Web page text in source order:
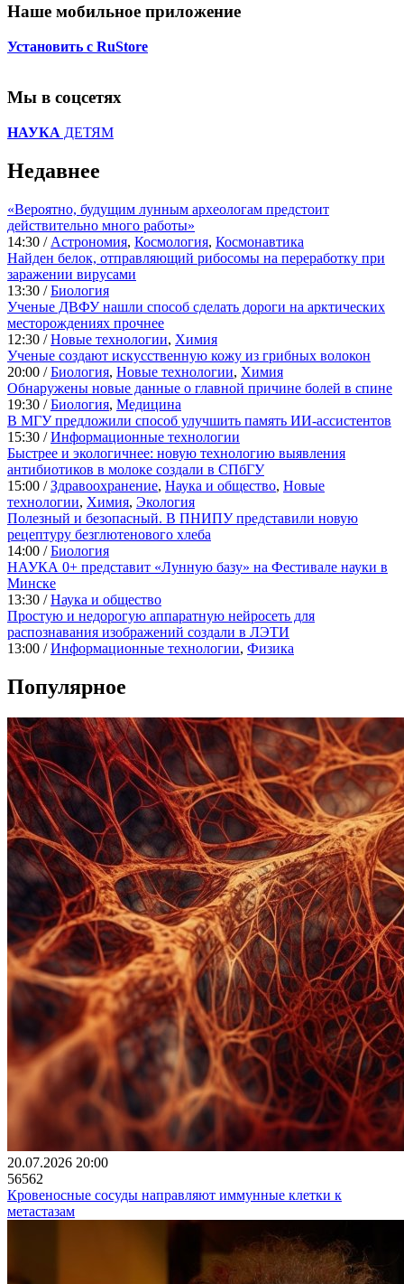
Наше мобильное приложение
Установить с RuStore
Мы в соцсетях
НАУКА ДЕТЯМ
Недавнее
«Вероятно, будущим лунным археологам предстоит
действительно много работы»
14:30 / Астрономия, Космология, Космонавтика
Найден белок, отправляющий рибосомы на переработку при
заражении вирусами
13:30 /Биология
Ученые ДВФУ нашли способ сделать дороги на арктических
месторождениях прочнее
12:30 /Новые технологии, Химия
Ученые создают искусственную кожу из грибных волокон
20:00 /Биология, Новые технологии, Химия
Обнаружены новые данные о главной причине болей в спине
19:30 /Биология, Медицина
В МГУ предложили способ улучшить память ИИ-ассистентов
15:30 /Информационные технологии
Быстрее и экологичнее: новую технологию выявления
антибиотиков в молоке создали в СПбГУ
15:00 /Здравоохранение, Наука и общество, Новые
технологии, Химия, Экология
Полезный и безопасный. В ПНИПУ представили новую
рецептуру безглютенового хлеба
14:00 /Биология
НАУКА 0+ представит «Лунную базу» на Фестивале науки в
Минске
13:30 /Наука и общество
Простую и недорогую аппаратную нейросеть для
распознавания изображений создали в ЛЭТИ
13:00 /Информационные технологии, Физика
Популярное
20.07.2026 20:00
56562
Кровеносные сосуды направляют иммунные клетки к
метастазам